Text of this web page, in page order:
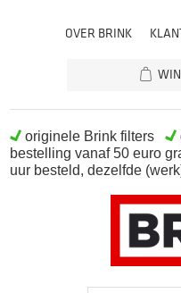
OVER BRINK
originele Brink filters
bestelling vanaf 50 euro
uur besteld, dezelfde